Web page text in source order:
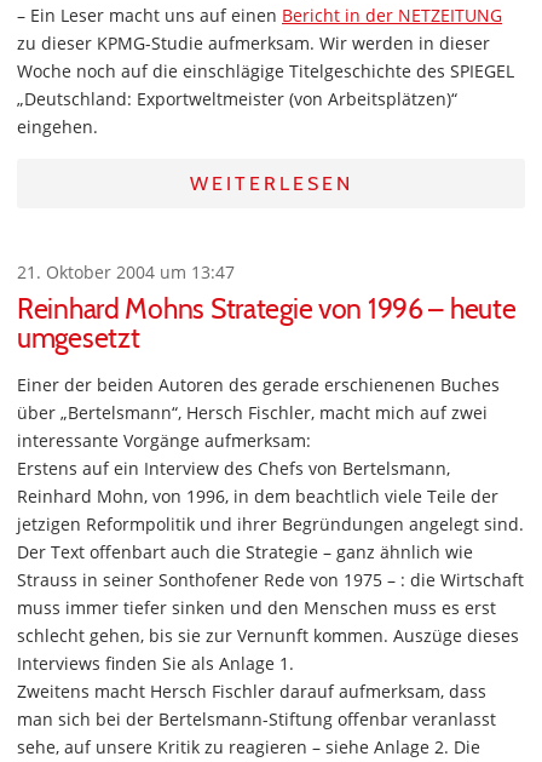
– Ein Leser macht uns auf einen Bericht in der NETZEITUNG
zu dieser KPMG-Studie aufmerksam. Wir werden in dieser
Woche noch auf die einschlägige Titelgeschichte des SPIEGEL
„Deutschland: Exportweltmeister (von Arbeitsplätzen)“
eingehen.
WEITERLESEN
21. Oktober 2004 um 13:47
Reinhard Mohns Strategie von 1996 – heute
umgesetzt
Einer der beiden Autoren des gerade erschienenen Buches
über „Bertelsmann“, Hersch Fischler, macht mich auf zwei
interessante Vorgänge aufmerksam:
Erstens auf ein Interview des Chefs von Bertelsmann,
Reinhard Mohn, von 1996, in dem beachtlich viele Teile der
jetzigen Reformpolitik und ihrer Begründungen angelegt sind.
Der Text offenbart auch die Strategie – ganz ähnlich wie
Strauss in seiner Sonthofener Rede von 1975 – : die Wirtschaft
muss immer tiefer sinken und den Menschen muss es erst
schlecht gehen, bis sie zur Vernunft kommen. Auszüge dieses
Interviews finden Sie als Anlage 1.
Zweitens macht Hersch Fischler darauf aufmerksam, dass
man sich bei der Bertelsmann-Stiftung offenbar veranlasst
sehe, auf unsere Kritik zu reagieren – siehe Anlage 2. Die